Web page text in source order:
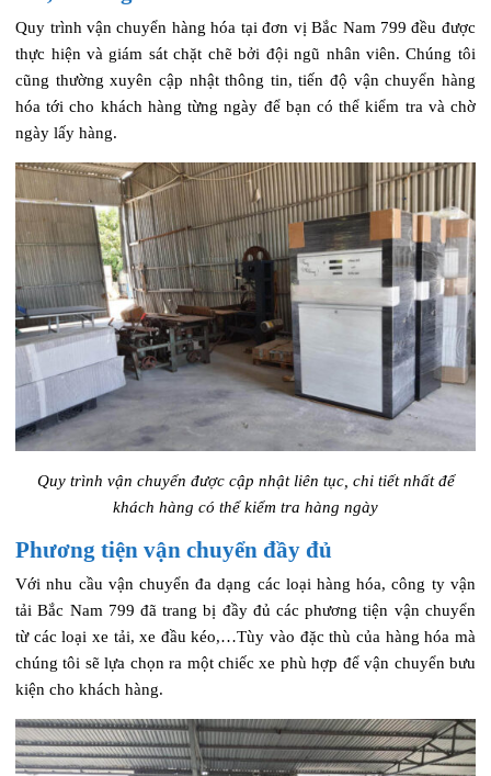
Quy trình vận chuyển hàng hóa tại đơn vị Bắc Nam 799 đều được
thực hiện và giám sát chặt chẽ bởi đội ngũ nhân viên. Chúng tôi
cũng thường xuyên cập nhật thông tin, tiến độ vận chuyển hàng
hóa tới cho khách hàng từng ngày để bạn có thể kiểm tra và chờ
ngày lấy hàng.
Quy trình vận chuyển được cập nhật liên tục, chi tiết nhất để
khách hàng có thể kiểm tra hàng ngày
Phương tiện vận chuyển đầy đủ
Với nhu cầu vận chuyển đa dạng các loại hàng hóa, công ty vận
tải Bắc Nam 799 đã trang bị đầy đủ các phương tiện vận chuyển
từ các loại xe tải, xe đầu kéo,…Tùy vào đặc thù của hàng hóa mà
chúng tôi sẽ lựa chọn ra một chiếc xe phù hợp để vận chuyển bưu
kiện cho khách hàng.